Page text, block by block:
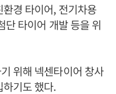
경 타이어, 전기차용
단 타이어 개발 등을 위
위해 넥센타이어 창사
기도 했다.